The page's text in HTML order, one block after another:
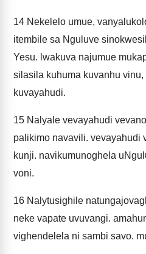
14 Nekelelo umue,
itembile sa Nguluve
Yesu. lwakuva najumue
silasila kuhuma kuvanhu
kuvayahudi.
15 Nalyale vevayahudi
palikimo navavili. vevayahudi
kunji. navikumunoghela
voni.
16 Nalytusighile
neke vapate uvuvangi.
vighendelela ni sambi savo.